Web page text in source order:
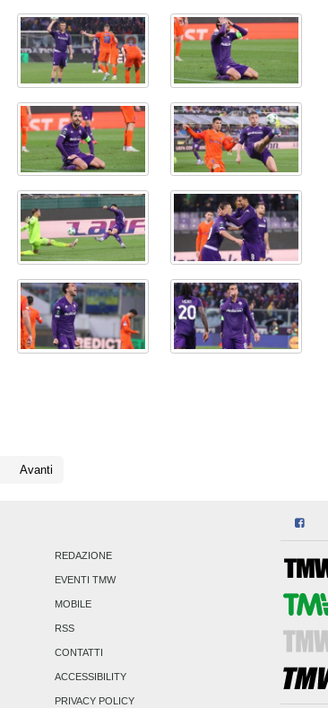
Avanti
REDAZIONE
EVENTI TMW
MOBILE
RSS
CONTATTI
ACCESSIBILITY
PRIVACY POLICY